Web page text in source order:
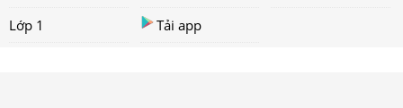
Lớp 1
Tải app